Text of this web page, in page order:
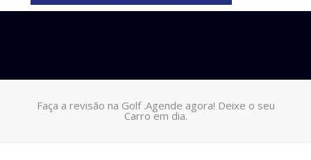
Faça a revisão na Golf .Agende agora! Deixe o seu
Carro em dia.